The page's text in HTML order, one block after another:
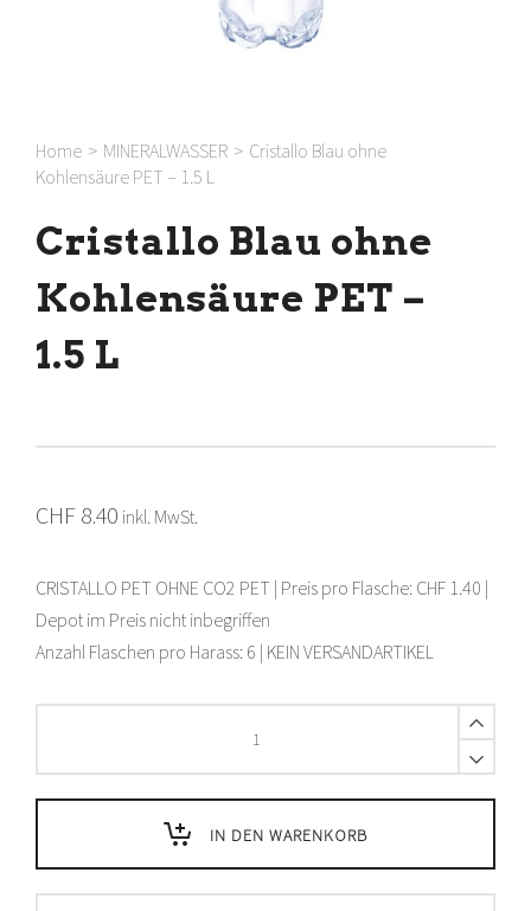
Home > MINERALWASSER > Cristallo Blau ohne
Kohlensäure PET – 1.5 L
Cristallo Blau ohne
Kohlensäure PET –
1.5 L
CHF 8.40 inkl. MwSt.
CRISTALLO PET OHNE CO2 PET | Preis pro Flasche: CHF 1.40 |
Depot im Preis nicht inbegriffen
Anzahl Flaschen pro Harass: 6 | KEIN VERSANDARTIKEL
ohne
Kohlensäure
1.5
L
IN DEN WARENKORB